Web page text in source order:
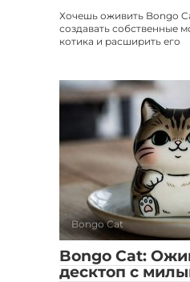
Хочешь оживить Bongo
создавать собственные
котика и расширить его
Bongo Cat
Bongo Cat:
десктоп с